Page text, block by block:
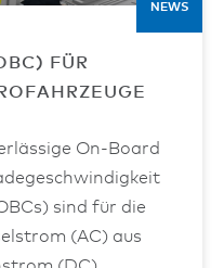
NEWS
FÜR
On-Board
sind für die
(AC) aus